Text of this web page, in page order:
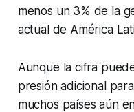
menos un 3% de la
actual de América
Aunque la cifra
presión adicional
muchos países aún